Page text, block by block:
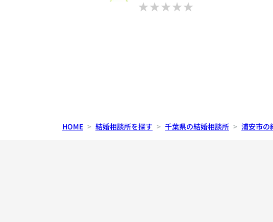
HOME 結婚相談所を探す 千葉県の結婚相談所 浦安市の